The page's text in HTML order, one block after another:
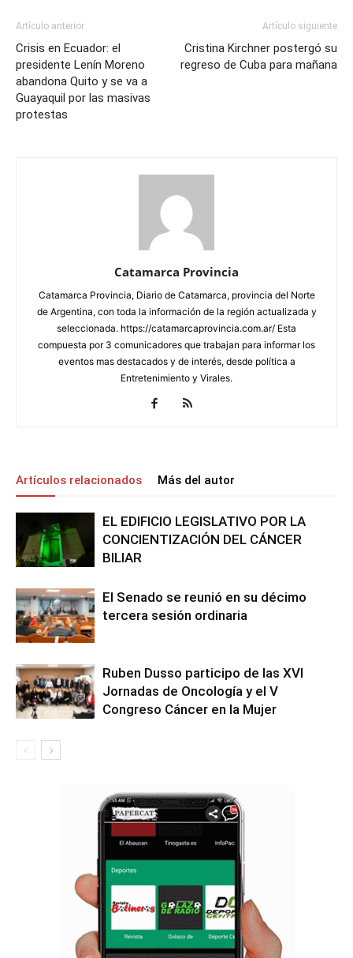
Artículo anterior
Crisis en Ecuador: el
presidente Lenín Moreno
abandona Quito y se va a
Guayaquil por las masivas
protestas
Artículo siguiente
Cristina Kirchner postergó su
regreso de Cuba para mañana
Catamarca Provincia
Catamarca Provincia, Diario de Catamarca, provincia del Norte
de Argentina, con toda la información de la región actualizada y
seleccionada. https://catamarcaprovincia.com.ar/ Esta
compuesta por 3 comunicadores que trabajan para informar los
eventos mas destacados y de interés, desde política a
Entretenimiento y Virales.
Artículos relacionados Más del autor
EL EDIFICIO LEGISLATIVO POR LA
CONCIENTIZACIÓN DEL CÁNCER
BILIAR
El Senado se reunió en su décimo
tercera sesión ordinaria
Ruben Dusso participo de las XVI
Jornadas de Oncología y el V
Congreso Cáncer en la Mujer